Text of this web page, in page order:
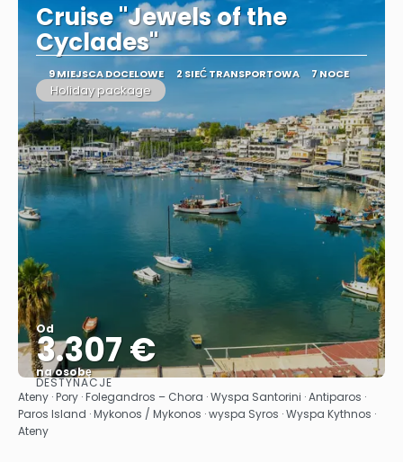
Cruise "Jewels of the
Cyclades"
9 MIEJSCA DOCELOWE 2 SIEĆ TRANSPORTOWA 7 NOCE
Holiday package
Od
3.307 €
na osobę
Zobacz
DESTYNACJE
Ateny · Pory · Folegandros – Chora · Wyspa Santorini · Antiparos ·
Paros Island · Mykonos / Mykonos · wyspa Syros · Wyspa Kythnos ·
Ateny